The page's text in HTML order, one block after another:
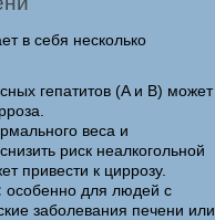
в себя несколько
гепатитов (A и B) может
веса и
риск неалкогольной
привести к циррозу.
особенно для людей с
заболевания печени или